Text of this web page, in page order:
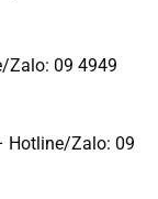
Zalo: 09 4949
Hotline/Zalo: 09